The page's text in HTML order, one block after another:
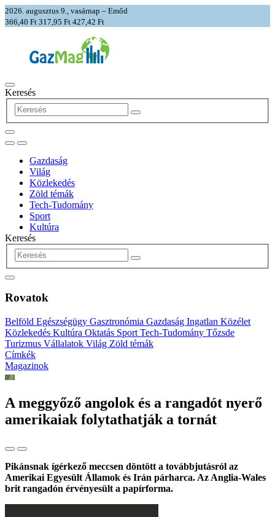
2026. augusztus 9., vasárnap – Emőd
366,40 Ft 317,95 Ft 427,42 Ft
Keresés
Gazdaság
Világ
Közlekedés
Zöld témák
Tech-Tudomány
Sport
Kultúra
Keresés
Rovatok
Belföld Egészségügy Gasztronómia Gazdaság Ingatlan Közélet
Közlekedés Kultúra Oktatás Sport Tech-Tudomány Tőzsde
Turizmus Vállalatok Világ Zöld témák
Címkék
Magazinok
A meggyőző angolok és a rangadót nyerő
amerikaiak folytathatják a tornát
Pikánsnak ígérkező meccsen döntött a továbbjutásról az
Amerikai Egyesült Államok és Irán párharca. Az Anglia-Wales
brit rangadón érvényesült a papírforma.